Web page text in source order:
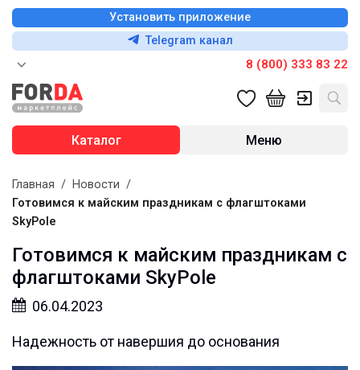
Установить приложение
Telegram канал
8 (800) 333 83 22
Каталог Меню
Главная / Новости /
Готовимся к майским праздникам с флагштоками
SkyPole
Готовимся к майским праздникам с
флагштоками SkyPole
06.04.2023
Надежность от навершия до основания